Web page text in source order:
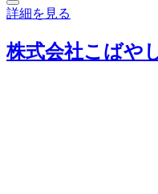
詳細を見る
株式会社こばや